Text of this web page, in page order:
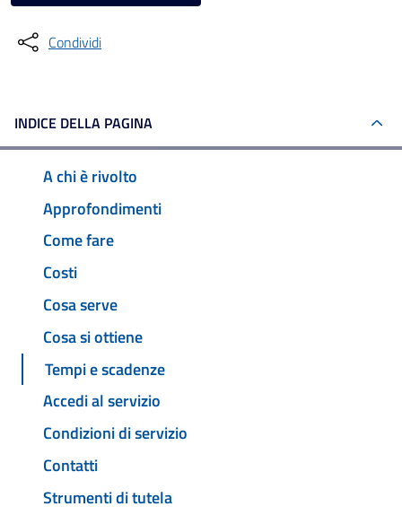
Condividi
INDICE DELLA PAGINA
A chi è rivolto
Approfondimenti
Come fare
Costi
Cosa serve
Cosa si ottiene
Tempi e scadenze
Accedi al servizio
Condizioni di servizio
Contatti
Strumenti di tutela